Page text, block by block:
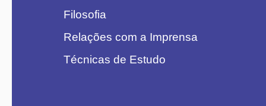
Filosofia
Relações com a Imprensa
Técnicas de Estudo